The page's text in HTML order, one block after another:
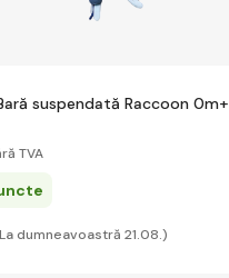
suspendată Raccoon 0m+
TVA
dumneavoastră 21.08.)